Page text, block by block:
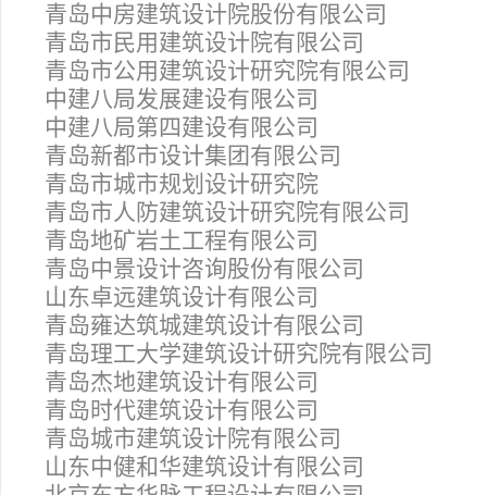
青岛中房建筑设计院股份有限公司
青岛市民用建筑设计院有限公司
青岛市公用建筑设计研究院有限公司
中建八局发展建设有限公司
中建八局第四建设有限公司
青岛新都市设计集团有限公司
青岛市城市规划设计研究院
青岛市人防建筑设计研究院有限公司
青岛地矿岩土工程有限公司
青岛中景设计咨询股份有限公司
山东卓远建筑设计有限公司
青岛雍达筑城建筑设计有限公司
青岛理工大学建筑设计研究院有限公司
青岛杰地建筑设计有限公司
青岛时代建筑设计有限公司
青岛城市建筑设计院有限公司
山东中健和华建筑设计有限公司